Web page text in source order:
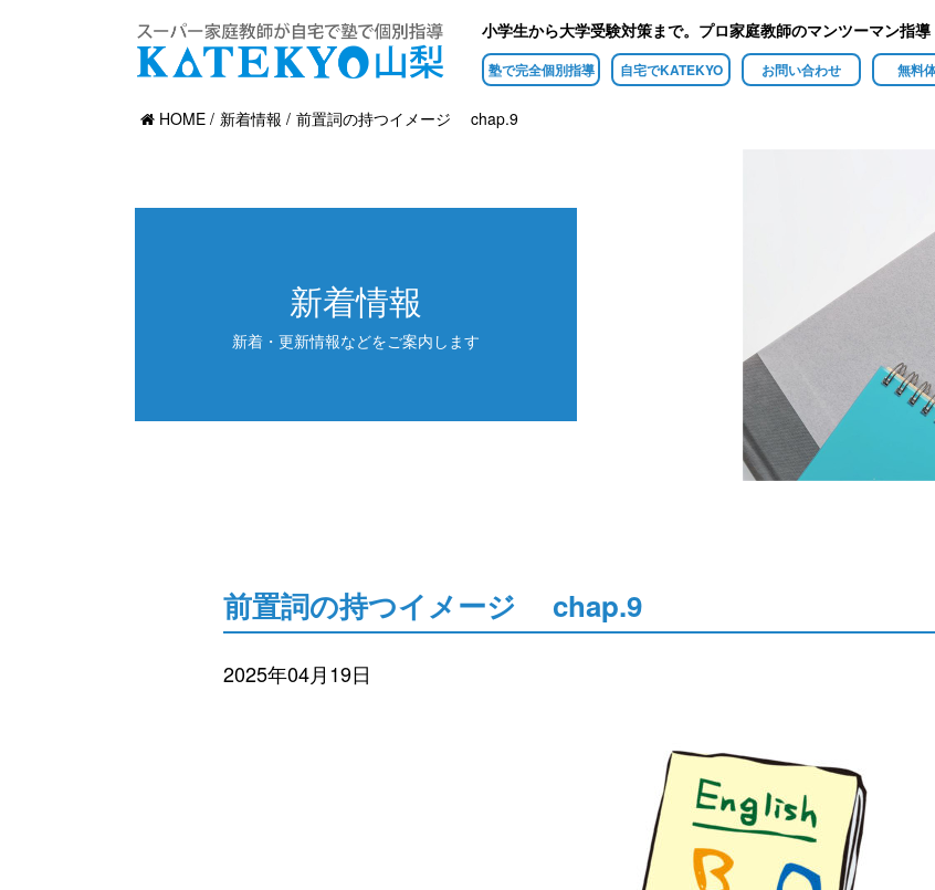
小学生から大学受験対策まで。プロ家庭教師のマンツーマン指導
塾で完全個別指導 自宅でKATEKYO お問い合わせ 無料
HOME
新着情報 前置詞の持つイメージ chap.9
新着情報
新着・更新情報などをご案内します
前置詞の持つイメージ chap.9
2025年04月19日